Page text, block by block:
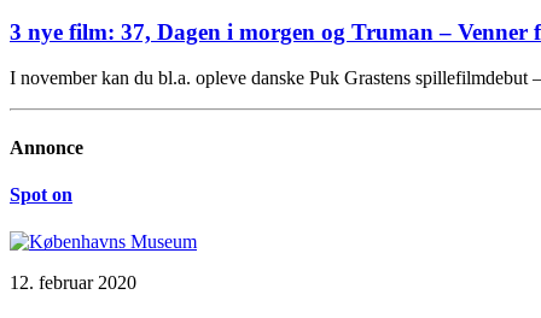
3 nye film: 37, Dagen i morgen og Truman – Venner
I november kan du bl.a. opleve danske Puk Grastens spillefilmdebut
Annonce
Spot on
12. februar 2020